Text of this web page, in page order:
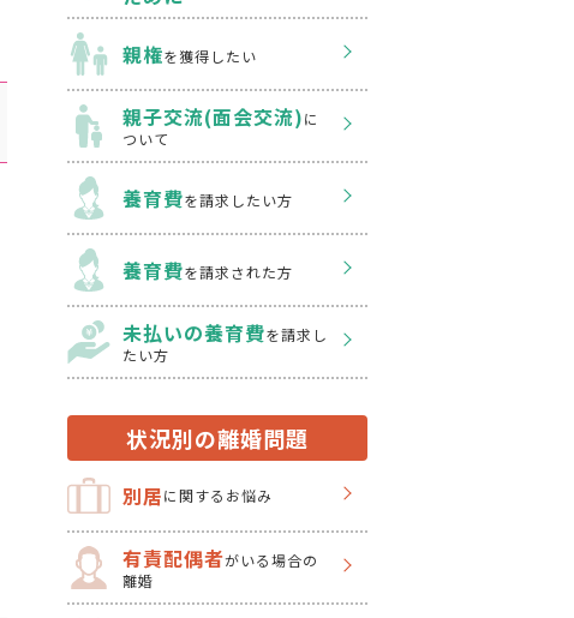
親権を獲得したい
親子交流(面会交流)に
ついて
養育費を請求したい方
養育費を請求された方
未払いの養育費を請求し
たい方
状況別の離婚問題
別居に関するお悩み
有責配偶者がいる場合の
離婚